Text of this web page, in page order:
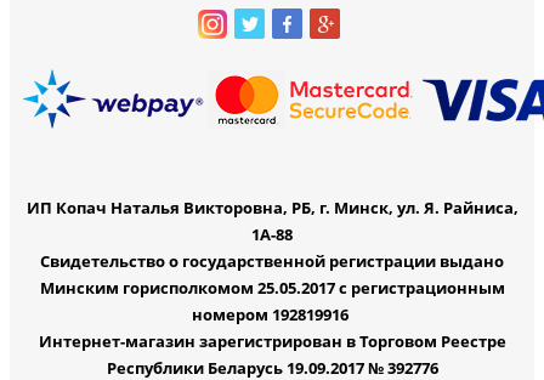
ИП Копач Наталья Викторовна, РБ, г. Минск, ул. Я. Райниса,
1А-88
Свидетельство о государственной регистрации выдано
Минским горисполкомом 25.05.2017 с регистрационным
номером 192819916
Интернет-магазин зарегистрирован в Торговом Реестре
Республики Беларусь 19.09.2017 № 392776